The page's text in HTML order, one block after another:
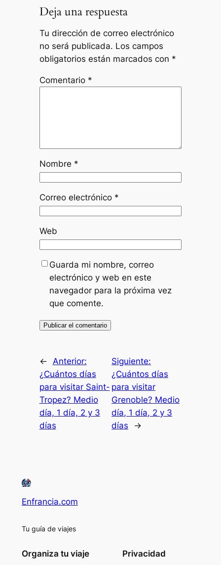
Deja una respuesta
Tu dirección de correo electrónico
no será publicada. Los campos
obligatorios están marcados con *
Comentario *
Nombre *
Correo electrónico *
Web
Guarda mi nombre, correo
electrónico y web en este
navegador para la próxima vez
que comente.
←
Anterior:
¿Cuántos días
para visitar Saint-
Tropez? Medio
día, 1 día, 2 y 3
días
Siguiente:
¿Cuántos días
para visitar
Grenoble? Medio
día, 1 día, 2 y 3
días
→
Enfrancia.com
Tu guía de viajes
Organiza tu viaje Privacidad